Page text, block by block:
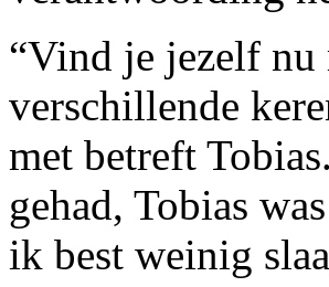
“Vind je jezelf nu
verschillende
met betreft
gehad, Tobias
ik best weinig